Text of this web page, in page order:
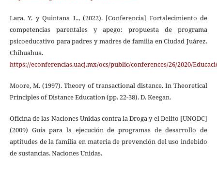
Lara, Y. y Quintana L., (2022). [Conferencia] Fortalecimiento de
competencias parentales y apego: propuesta de programa
psicoeducativo para padres y madres de familia en Ciudad Juárez.
Chihuahua.
https://econferencias.uacj.mx/ocs/public/conferences/26/2020/
Moore, M. (1997). Theory of transactional distance. In Theoretical
Principles of Distance Education (pp. 22-38). D. Keegan.
Oficina de las Naciones Unidas contra la Droga y el Delito [UNODC]
(2009) Guía para la ejecución de programas de desarrollo de
aptitudes de la familia en materia de prevención del uso indebido
de sustancias. Naciones Unidas.